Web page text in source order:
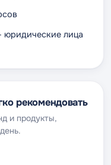
юридические лица
рекомендовать
и продукты,